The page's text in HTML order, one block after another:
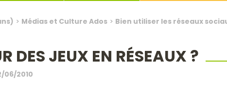
> Médias et Culture Ados> Bien utiliser les réseaux
DES JEUX EN RÉSEAUX ?
06/2010